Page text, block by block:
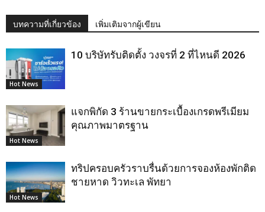
บทความที่เกี่ยวข้อง เพิ่มเติมจากผู้เขียน
Hot News
10 บริษัทรับติดตั้ง วงจรที่ 2 ที่ไหนดี 2026
Hot News
แจกพิกัด 3 ร้านขายกระเบื้องเกรดพรีเมียม
คุณภาพมาตรฐาน
Hot News
ทริปครอบครัวราบรื่นด้วยการจองห้องพักติด
ชายหาด วิวทะเล พัทยา